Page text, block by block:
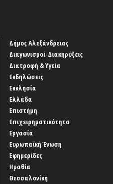
Δήμος Αλεξάνδρειας
Διαγωνισμοί-Διακηρύξεις
Διατροφή & Υγεία
Εκδηλώσεις
Εκκλησία
Ελλάδα
Επιστήμη
Επιχειρηματικότητα
Εργασία
Ευρωπαϊκή Ένωση
Εφημερίδες
Ημαθία
Θεσσαλονίκη